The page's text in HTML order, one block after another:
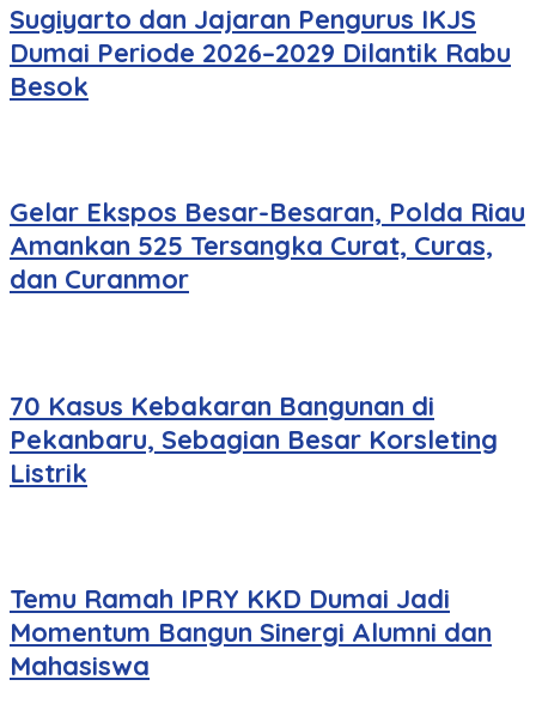
Sugiyarto dan Jajaran Pengurus IKJS
Dumai Periode 2026–2029 Dilantik Rabu
Besok
Gelar Ekspos Besar-Besaran, Polda Riau
Amankan 525 Tersangka Curat, Curas,
dan Curanmor
70 Kasus Kebakaran Bangunan di
Pekanbaru, Sebagian Besar Korsleting
Listrik
Temu Ramah IPRY KKD Dumai Jadi
Momentum Bangun Sinergi Alumni dan
Mahasiswa